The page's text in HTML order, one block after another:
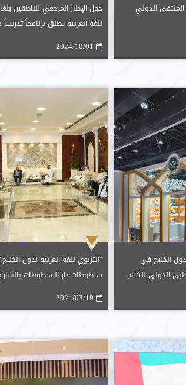
الدولي
حول الإطار المرجعي للناطقين
للغة العربية يطلق برنامجاً
2024/10/01
الخليج في
معرض أبوظبي الدولي للكتاب
“التربوي للغة العربية لدول
مخطوطات دار المخطوطات
2024/03/19